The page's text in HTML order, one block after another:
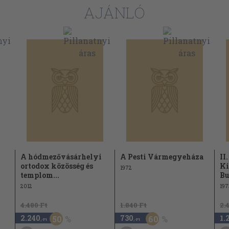
150
AJÁNLÓ
A hódmezővásárhelyi
ortodox közösség és
templom...
2012
4.480 Ft
2.240 ,-Ft 50
A Pesti Vármegyeháza
1972
1.840 Ft
730 ,-Ft 60
II.